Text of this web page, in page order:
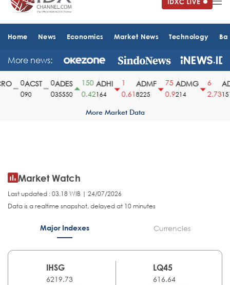
Home News Economics Market News Technology
More news:
ACST
90
ADES
35550
150
0.42
ADHI
164
0.61
ADMF
8225
75
0.9
ADMG
214
2.731510
More Market Data
Market Watch
Last updated : 03.18 WIB | 24/07/2026
Data is a realtime snapshot, delayed at 10 minutes
Major Indexes Currencies
IHSG
6219.73
LQ45
616.64